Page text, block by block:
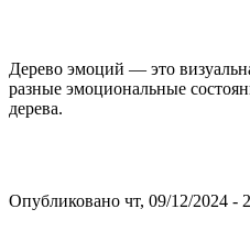
Дерево эмоций — это
разные эмоциональные
дерева.
Опубликовано чт, 09/12/2024 -